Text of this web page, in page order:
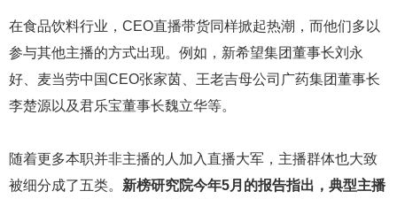
在食品饮料行业，CEO直播带货同样掀起热潮，而他们多以
参与其他主播的方式出现。例如，新希望集团董事长刘永
好、麦当劳中国CEO张家茵、王老吉母公司广药集团董事长
李楚源以及君乐宝董事长魏立华等。
随着更多本职并非主播的人加入直播大军，主播群体也大致
被细分成了五类。 新榜研究院今年5月的报告指出，典型主播